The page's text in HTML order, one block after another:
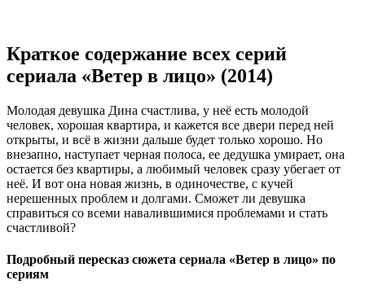
Краткое содержание всех серий
сериала «Ветер в лицо» (2014)
Молодая девушка Дина счастлива, у неё есть молодой
человек, хорошая квартира, и кажется все двери перед ней
открыты, и всё в жизни дальше будет только хорошо. Но
внезапно, наступает черная полоса, ее дедушка умирает, она
остается без квартиры, а любимый человек сразу убегает от
неё. И вот она новая жизнь, в одиночестве, с кучей
нерешенных проблем и долгами. Сможет ли девушка
справиться со всеми навалившимися проблемами и стать
счастливой?
Подробный пересказ сюжета сериала «Ветер в лицо» по
сериям